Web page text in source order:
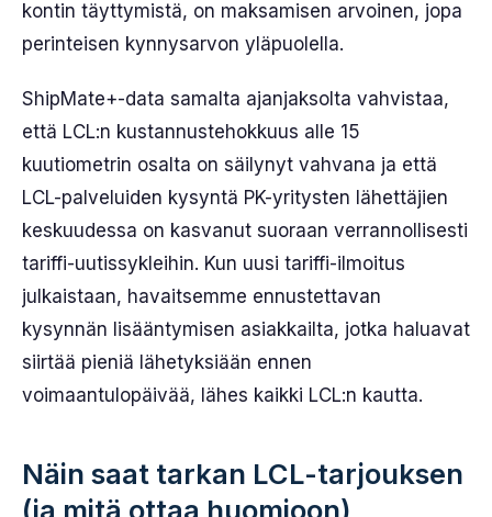
kontin täyttymistä, on maksamisen arvoinen, jopa
perinteisen kynnysarvon yläpuolella.
ShipMate+-data samalta ajanjaksolta vahvistaa,
että LCL:n kustannustehokkuus alle 15
kuutiometrin osalta on säilynyt vahvana ja että
LCL-palveluiden kysyntä PK-yritysten lähettäjien
keskuudessa on kasvanut suoraan verrannollisesti
tariffi-uutissykleihin. Kun uusi tariffi-ilmoitus
julkaistaan, havaitsemme ennustettavan
kysynnän lisääntymisen asiakkailta, jotka haluavat
siirtää pieniä lähetyksiään ennen
voimaantulopäivää, lähes kaikki LCL:n kautta.
Näin saat tarkan LCL-tarjouksen
(ja mitä ottaa huomioon)